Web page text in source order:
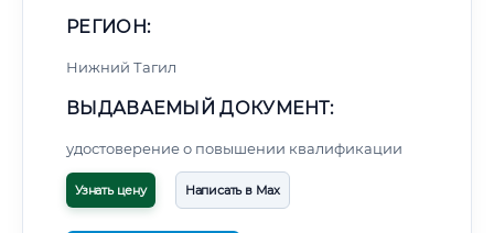
РЕГИОН:
Нижний Тагил
ВЫДАВАЕМЫЙ ДОКУМЕНТ:
удостоверение о повышении квалификации
Узнать цену Написать в Max